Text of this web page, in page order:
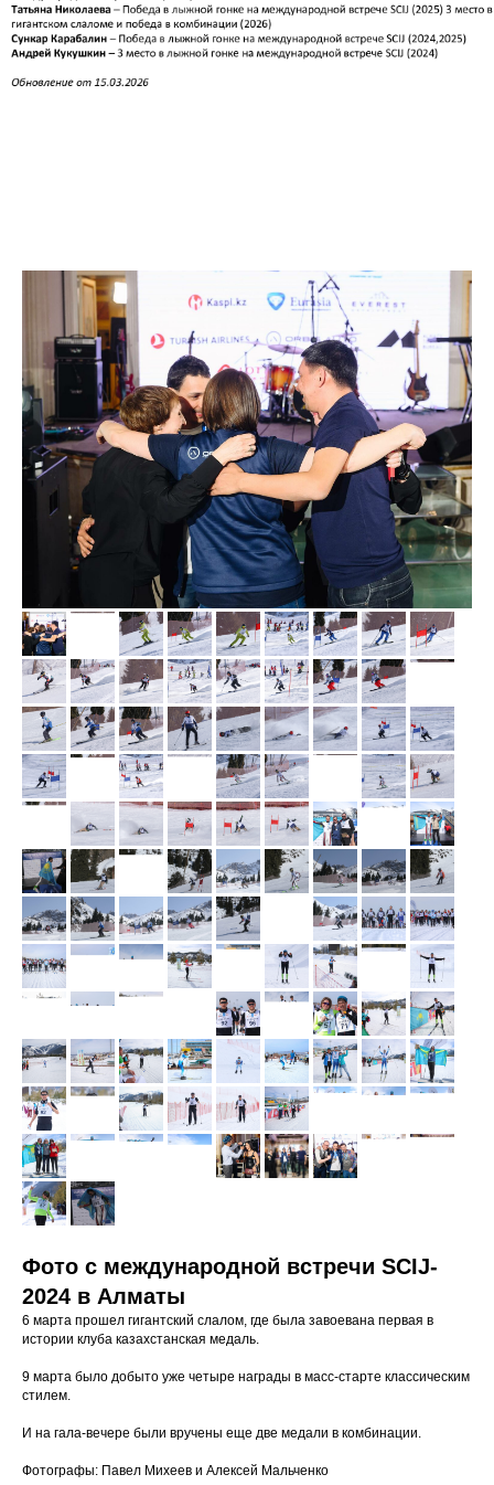
Фото с международной встречи SCIJ-
2024 в Алматы
6 марта прошел гигантский слалом, где была завоевана первая в
истории клуба казахстанская медаль.
9 марта было добыто уже четыре награды в масс-старте классическим
стилем.
И на гала-вечере были вручены еще две медали в комбинации.
Фотографы: Павел Михеев и Алексей Мальченко